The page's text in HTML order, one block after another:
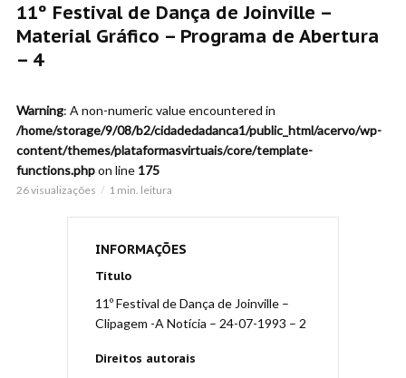
11º Festival de Dança de Joinville –
Material Gráfico – Programa de Abertura
– 4
Warning: A non-numeric value encountered in
/home/storage/9/08/b2/cidadedadanca1/public_html/acervo/wp-
content/themes/plataformasvirtuais/core/template-
functions.phpon line 175
26 visualizações 1 min. leitura
INFORMAÇÕES
Título
11º Festival de Dança de Joinville –
Clipagem -A Notícia – 24-07-1993 – 2
Direitos autorais